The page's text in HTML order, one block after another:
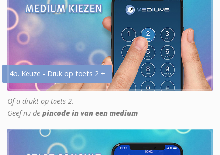
4b. Keuze - Druk op toets 2 +
Of u drukt op toets 2.
Geef nu de pincode in van een medium